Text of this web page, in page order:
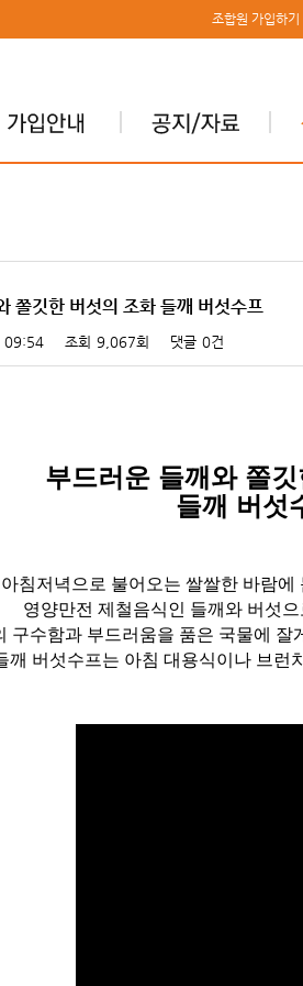
조합원 가입하기
쫄깃한 버섯의 조화 들깨 버섯수프
09:54 조회 9,067회 댓글 0건
부드러운 들깨와 쫄
들깨 버섯
아침저녁으로 불어오는 쌀쌀한 바람에
영양만전 제철음식인 들깨와 버섯
구수함과 부드러움을 품은 국물에 잘
깨 버섯수프는 아침 대용식이나 브런